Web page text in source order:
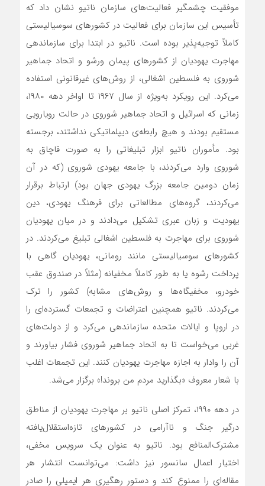
موفقیت چشمگیر فعالیت‌های سازمان ناتیو نشان داد که
تأسیس این سازمان برای فعالیت در کشورهای سوسیالیستی
کاملاً توجیه‌پذیر بوده است. ناتیو در ابتدا برای سازماندهی
مهاجرت یهودیان از کشورهای پیمان ورشو و اتحاد جماهیر
شوروی به فلسطین اشغالی، از روش‌های غیرقانونی استفاده
می‌کرد. این رویکرد به‌ویژه از سال ۱۹۶۷ تا اواخر دهه ۱۹۸۰،
زمانی که اسرائیل و اتحاد جماهیر شوروی در حالت رویارویی
مستقیم بودند و هیچ رابطه‌ی دیپلماتیکی نداشتند، برجسته
بود. مأموران ناتیو ابزار تبلیغاتی را به صورت قاچاق به
شوروی وارد می‌کردند، با جامعه یهودی شوروی (که در آن
زمان دومین جامعه بزرگ یهودی جهان بود) ارتباط برقرار
می‌کردند، گروه‌های مطالعاتی برای فرهنگ یهودی، دین
یهودیت و زبان عبری تشکیل می‌دادند و در میان یهودیان
شوروی برای مهاجرت به فلسطین اشغالی تبلیغ می‌کردند. در
کشورهای سوسیالیستی مانند رومانی، یهودیان گاهی با
پرداخت رشوه یا به طور کاملاً مخفیانه (مثلاً در صندوق عقب
خودرو، مخفیگاه‌ها و روش‌های مشابه) کشور را ترک
می‌کردند. ناتیو همچنین اعتراضات و تجمعات گسترده‌ای را
در اروپا و ایالات متحده سازماندهی می‌کرد و از دولت‌های
غربی می‌خواست تا به اتحاد جماهیر شوروی فشار بیاورند و
آن را وادار به اجازه مهاجرت یهودیان کنند. این تجمعات اغلب
با شعار معروف «بگذارید مردم من بروند!» برگزار می‌شد.
در دهه ۱۹۹۰، تمرکز اصلی ناتیو بر مهاجرت یهودیان از مناطق
درگیر جنگ و ناآرامی در کشورهای تازه‌استقلال‌یافته
مشترک‌المنافع بود. ناتیو به عنوان یک سرویس مخفی،
اختیار اعمال سانسور نیز داشت: می‌توانست انتشار هر
مقاله‌ای را ممنوع کند و دستور رهگیری هر ایمیلی را صادر